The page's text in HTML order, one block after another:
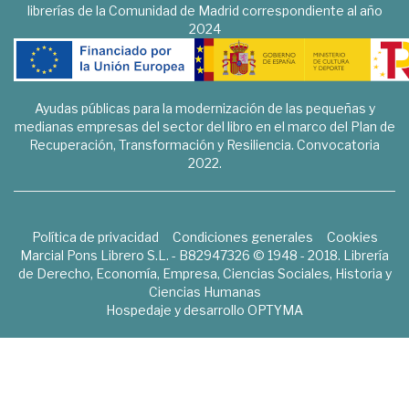
librerías de la Comunidad de Madrid correspondiente al año
2024
Ayudas públicas para la modernización de las pequeñas y
medianas empresas del sector del libro en el marco del Plan de
Recuperación, Transformación y Resiliencia. Convocatoria
2022.
Política de privacidad Condiciones generales
Cookies
Marcial Pons Librero S.L. - B82947326 © 1948 - 2018. Librería
de Derecho, Economía, Empresa, Ciencias Sociales, Historia y
Ciencias Humanas
Hospedaje y desarrollo OPTYMA